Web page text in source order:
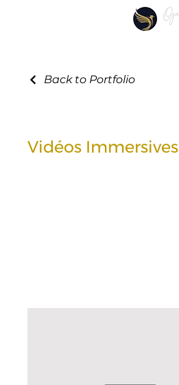
Back to Portfolio
Vidéos Immersives